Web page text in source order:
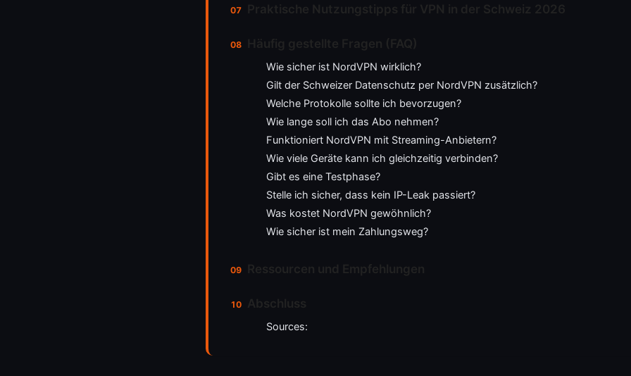
Wie sicher ist NordVPN wirklich?
Gilt der Schweizer Datenschutz per NordVPN zusätzlich?
Welche Protokolle sollte ich bevorzugen?
Wie lange soll ich das Abo nehmen?
Funktioniert NordVPN mit Streaming-Anbietern?
Wie viele Geräte kann ich gleichzeitig verbinden?
Gibt es eine Testphase?
Stelle ich sicher, dass kein IP-Leak passiert?
Was kostet NordVPN gewöhnlich?
Wie sicher ist mein Zahlungsweg?
Sources: